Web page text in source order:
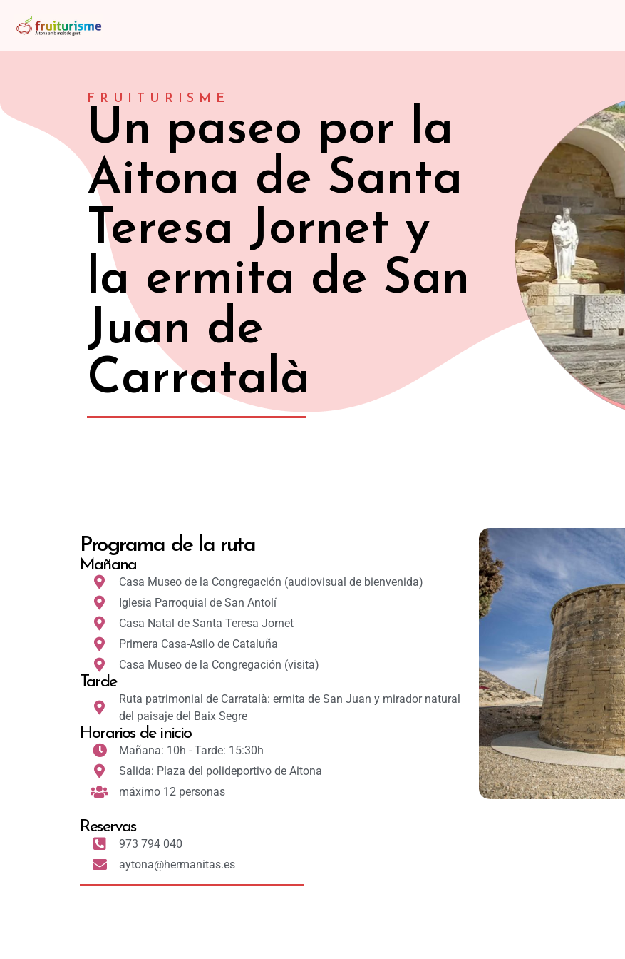
FRUITURISME
Un paseo por la
Aitona de Santa
Teresa Jornet y
la ermita de San
Juan de
Carratalà
Programa de la ruta
Mañana
Casa Museo de la Congregación (audiovisual de bienvenida)
Iglesia Parroquial de San Antolí
Casa Natal de Santa Teresa Jornet
Primera Casa-Asilo de Cataluña
Casa Museo de la Congregación (visita)
Tarde
Ruta patrimonial de Carratalà: ermita de San Juan y mirador natural
del paisaje del Baix Segre
Horarios de inicio
Mañana: 10h - Tarde: 15:30h
Salida: Plaza del polideportivo de Aitona
máximo 12 personas
Reservas
973 794 040
aytona@hermanitas.es